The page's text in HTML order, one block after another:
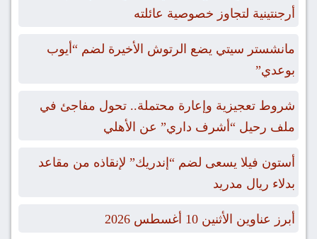
أرجنتينية لتجاوز خصوصية عائلته
مانشستر سيتي يضع الرتوش الأخيرة لضم “أيوب
بوعدي”
شروط تعجيزية وإعارة محتملة.. تحول مفاجئ في
ملف رحيل “أشرف داري” عن الأهلي
أستون فيلا يسعى لضم “إندريك” لإنقاذه من مقاعد
بدلاء ريال مدريد
أبرز عناوين الأثنين 10 أغسطس 2026